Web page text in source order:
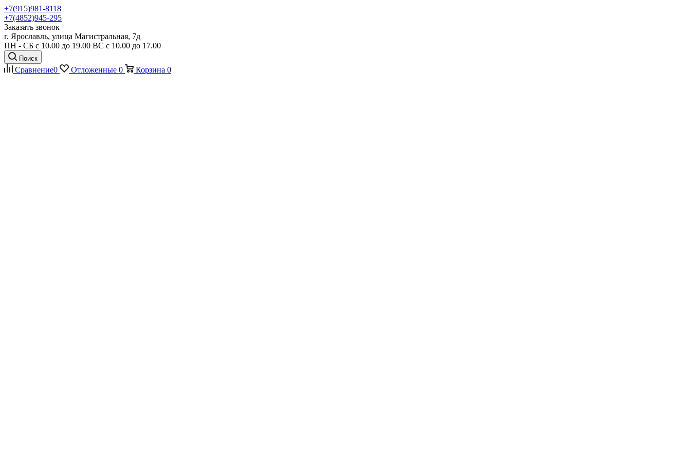
+7(915)981-8118
+7(4852)945-295
Заказать звонок
г. Ярославль, улица Магистральная, 7д
ПН - СБ с 10.00 до 19.00 ВС с 10.00 до 17.00
Поиск
Сравнение0 Отложенные 0 Корзина 0